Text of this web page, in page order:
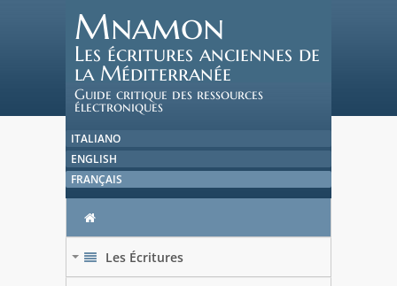
Mnamon
Les écritures anciennes de
la Méditerranée
Guide critique des ressources
électroniques
ITALIANO
ENGLISH
FRANÇAIS
Les Écritures